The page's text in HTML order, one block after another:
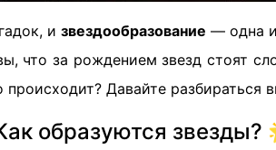
и звездообразование — одна
что за рождением звезд стоят
происходит? Давайте разбираться
образуются звезды?